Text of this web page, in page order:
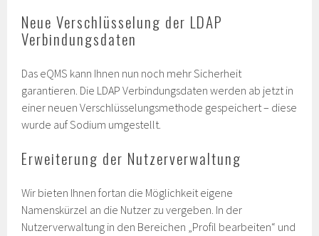
Neue Verschlüsselung der LDAP
Verbindungsdaten
Das eQMS kann Ihnen nun noch mehr Sicherheit
garantieren. Die LDAP Verbindungsdaten werden ab jetzt in
einer neuen Verschlüsselungsmethode gespeichert – diese
wurde auf Sodium umgestellt.
Erweiterung der Nutzerverwaltung
Wir bieten Ihnen fortan die Möglichkeit eigene
Namenskürzel an die Nutzer zu vergeben. In der
Nutzerverwaltung in den Bereichen „Profil bearbeiten“ und